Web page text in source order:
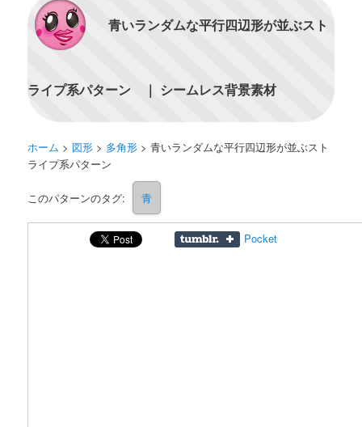
青いランダムな平行四辺形が並ぶスト
ライプ系パターン ｜ シームレス背景素材
ホーム > 図形 > 多角形 >青いランダムな平行四辺形が並ぶスト
ライプ系パターン
このパターンのタグ: 青
Pocket